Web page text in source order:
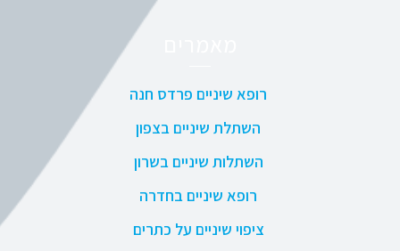
רופא שיניים פרדס חנה
השתלת שיניים בצפון
השתלות שיניים בשרון
רופא שיניים בחדרה
ציפוי שיניים על כתרים